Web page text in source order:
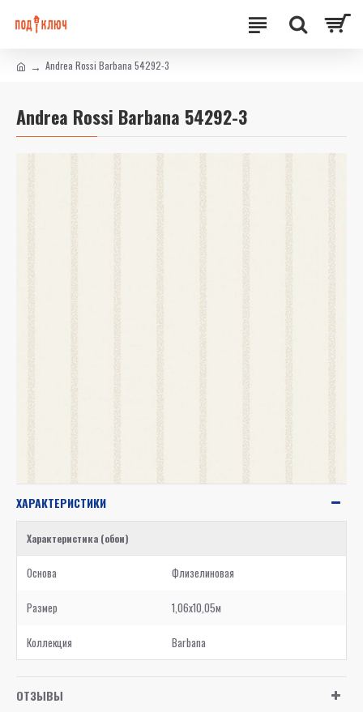
Andrea Rossi Barbana 54292-3
Andrea Rossi Barbana 54292-3
ХАРАКТЕРИСТИКИ
Характеристика (обои)
Основа Флизелиновая
Размер 1,06x10,05м
Коллекция Barbana
ОТЗЫВЫ